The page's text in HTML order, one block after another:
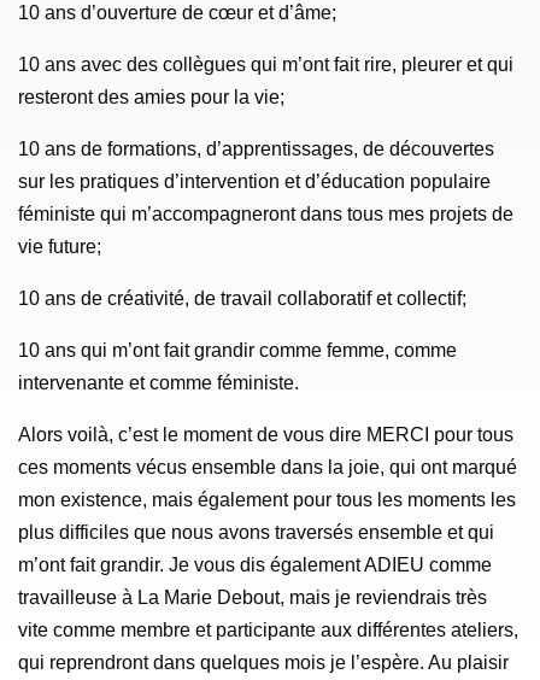
10 ans d’ouverture de cœur et d’âme;
10 ans avec des collègues qui m’ont fait rire, pleurer et qui
resteront des amies pour la vie;
10 ans de formations, d’apprentissages, de découvertes
sur les pratiques d’intervention et d’éducation populaire
féministe qui m’accompagneront dans tous mes projets de
vie future;
10 ans de créativité, de travail collaboratif et collectif;
10 ans qui m’ont fait grandir comme femme, comme
intervenante et comme féministe.
Alors voilà, c’est le moment de vous dire MERCI pour tous
ces moments vécus ensemble dans la joie, qui ont marqué
mon existence, mais également pour tous les moments les
plus difficiles que nous avons traversés ensemble et qui
m’ont fait grandir. Je vous dis également ADIEU comme
travailleuse à La Marie Debout, mais je reviendrais très
vite comme membre et participante aux différentes ateliers,
qui reprendront dans quelques mois je l’espère. Au plaisir